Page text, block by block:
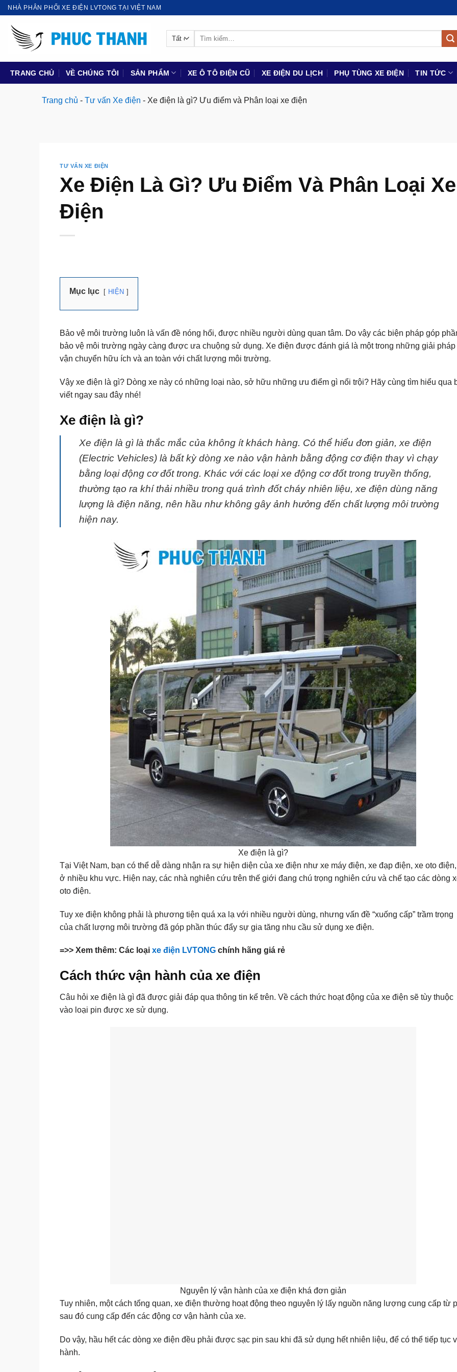
Bỏ
dung
NHÀ PHÂN PHỐI XE ĐIỆN LVTONG TẠI VIỆT NAM
Tìm
TRANG CHỦ VỀ CHÚNG TÔI SẢN PHẨM XE Ô TÔ ĐIỆN CŨ XE ĐIỆN DU LỊCH PHỤ TÙNG XE ĐIỆN TIN TỨC
Trang chủ - Tư vấn Xe điện - Xe điện là gì? Ưu điểm và Phân loại xe điện
TƯ VẤN XE ĐIỆN
Xe Điện Là Gì? Ưu Điểm Và Phân Loại Xe
Điện
Mục lục HIỆN
Bảo vệ môi trường luôn là vấn đề nóng hổi, được nhiều người dùng quan tâm. Do vậy các biện pháp góp
bảo vệ môi trường ngày càng được ưa chuộng sử dụng. Xe điện được đánh giá là một trong những giải pháp
vận chuyển hữu ích và an toàn với chất lượng môi trường.
Vậy xe điện là gì? Dòng xe này có những loại nào, sở hữu những ưu điểm gì nổi trội? Hãy cùng tìm hiểu qua
viết ngay sau đây nhé!
Xe điện là gì?
Xe điện là gì là thắc mắc của không ít khách hàng. Có thể hiểu đơn giản, xe điện
(Electric Vehicles) là bất kỳ dòng xe nào vận hành bằng động cơ điện thay vì chạy
bằng loại động cơ đốt trong. Khác với các loại xe động cơ đốt trong truyền thống,
thường tạo ra khí thải nhiều trong quá trình đốt cháy nhiên liệu, xe điện dùng năng
lượng là điện năng, nên hầu như không gây ảnh hưởng đến chất lượng môi trường
hiện nay.
Xe điện là gì?
Tại Việt Nam, bạn có thể dễ dàng nhận ra sự hiện diện của xe điện như xe máy điện, xe đạp điện, xe oto
ở nhiều khu vực. Hiện nay, các nhà nghiên cứu trên thế giới đang chú trọng nghiên cứu và chế tạo các dòng
oto điện.
Tuy xe điện không phải là phương tiện quá xa lạ với nhiều người dùng, nhưng vấn đề “xuống cấp” trầm trọng
của chất lượng môi trường đã góp phần thúc đẩy sự gia tăng nhu cầu sử dụng xe điện.
=>> Xem thêm: Các loại xe điện LVTONG chính hãng giá rẻ
Cách thức vận hành của xe điện
Câu hỏi xe điện là gì đã được giải đáp qua thông tin kể trên. Về cách thức hoạt động của xe điện sẽ tùy thuộc
vào loại pin được xe sử dụng.
Nguyên lý vận hành của xe điện khá đơn giản
Tuy nhiên, một cách tổng quan, xe điện thường hoạt động theo nguyên lý lấy nguồn năng lượng cung cấp từ
sau đó cung cấp đến các động cơ vận hành của xe.
Do vậy, hầu hết các dòng xe điện đều phải được sạc pin sau khi đã sử dụng hết nhiên liệu, để có thể tiếp tục
hành.